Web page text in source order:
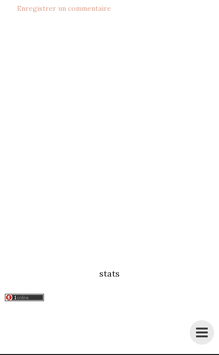
Enregistrer un commentaire
stats